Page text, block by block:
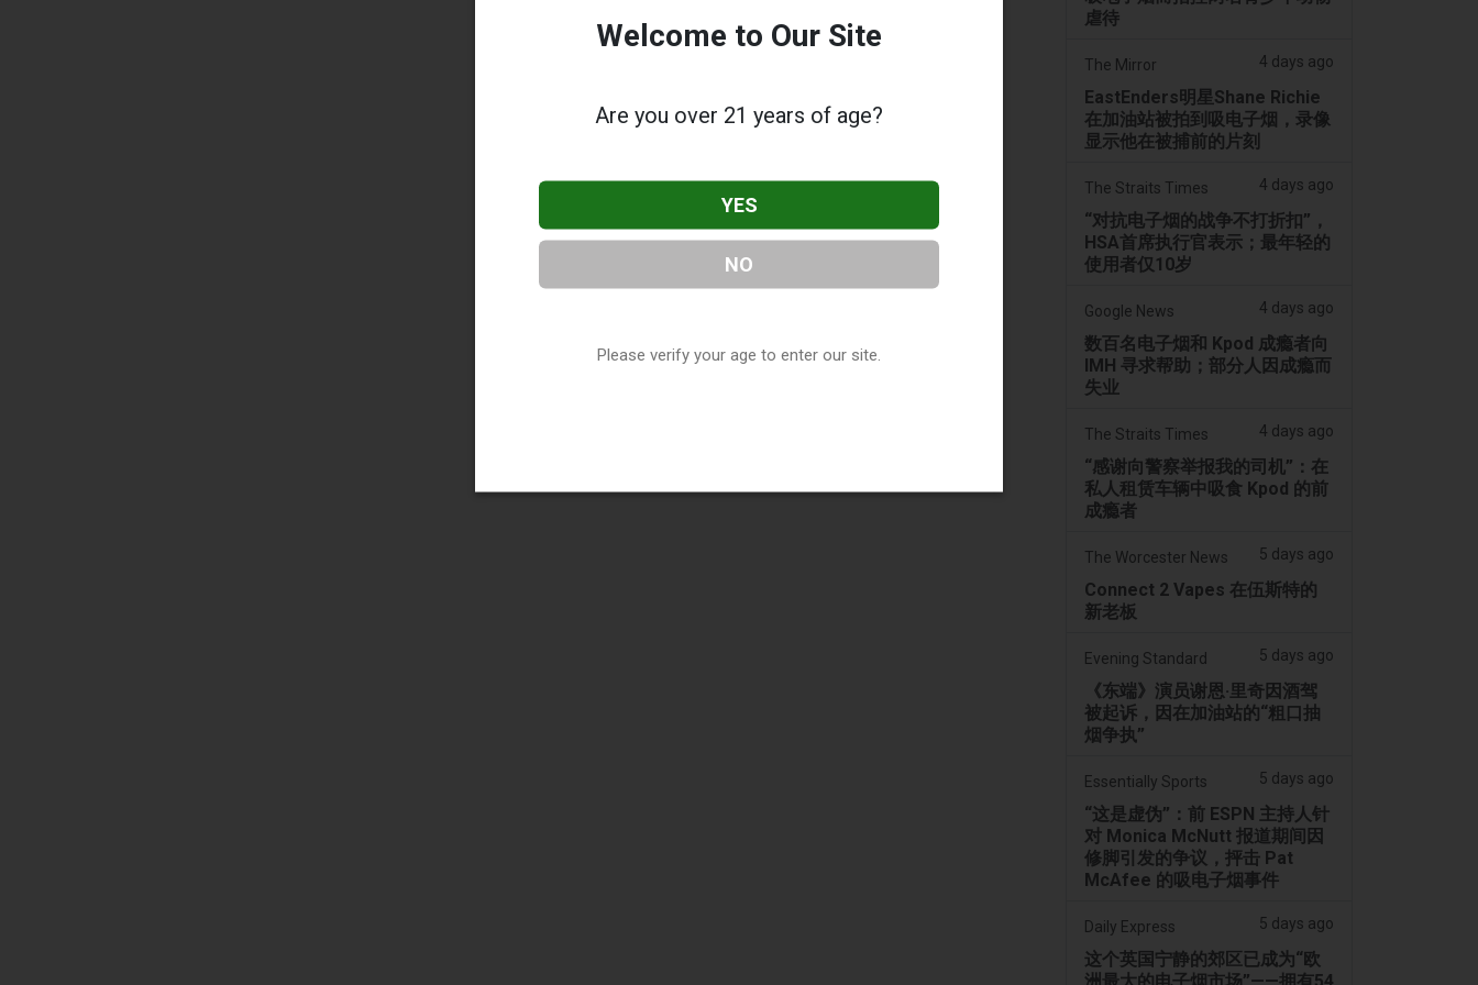
虐待
The Mirror 4 days ago
EastEnders明星Shane Richie
在加油站被拍到吸电子烟，录像
显示他在被捕前的片刻
The Straits Times 4 days ago
“对抗电子烟的战争不打折扣”，
HSA首席执行官表示；最年轻的
使用者仅10岁
Google News 4 days ago
数百名电子烟和 Kpod 成瘾者向
IMH 寻求帮助；部分人因成瘾而
失业
The Straits Times 4 days ago
“感谢向警察举报我的司机”：在
私人租赁车辆中吸食 Kpod 的前
成瘾者
The Worcester News 5 days ago
Connect 2 Vapes 在伍斯特的
新老板
Evening Standard 5 days ago
《东端》演员谢恩·里奇因酒驾
被起诉，因在加油站的“粗口抽
烟争执”
Essentially Sports 5 days ago
“这是虚伪”：前 ESPN 主持人针
对 Monica McNutt 报道期间因
修脚引发的争议，抨击 Pat
McAfee 的吸电子烟事件
Daily Express 5 days ago
这个英国宁静的郊区已成为“欧
Welcome to Our Site
Are you over 21 years of age?
YES
NO
Please verify your age to enter our site.